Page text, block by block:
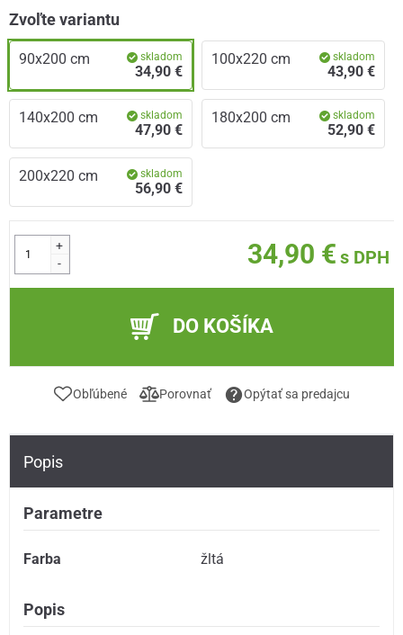
Zvoľte variantu
90x200 cm skladom
34,90 €
100x220 cm skladom
43,90 €
140x200 cm skladom
47,90 €
180x200 cm skladom
52,90 €
200x220 cm skladom
56,90 €
+
-
34,90 € s DPH
DO KOŠÍKA
Obľúbené Porovnať Opýtať sa predajcu
Popis
Parametre
Farba žltá
Popis